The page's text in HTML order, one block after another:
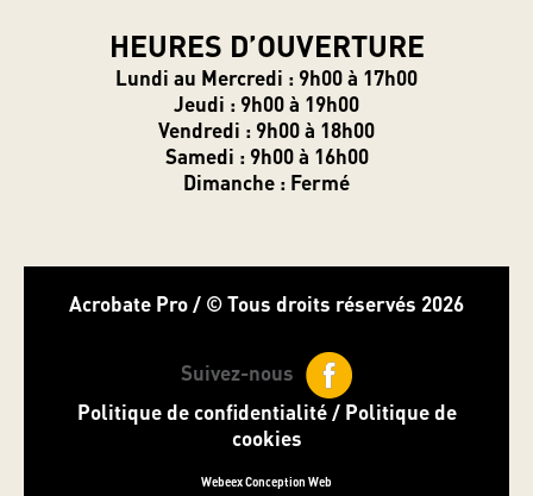
HEURES D’OUVERTURE
Lundi au Mercredi : 9h00 à 17h00
Jeudi : 9h00 à 19h00
Vendredi : 9h00 à 18h00
Samedi : 9h00 à 16h00
Dimanche : Fermé
Acrobate Pro / © Tous droits réservés 2026
Suivez-nous
Politique de confidentialité / Politique de
cookies
Webeex Conception Web